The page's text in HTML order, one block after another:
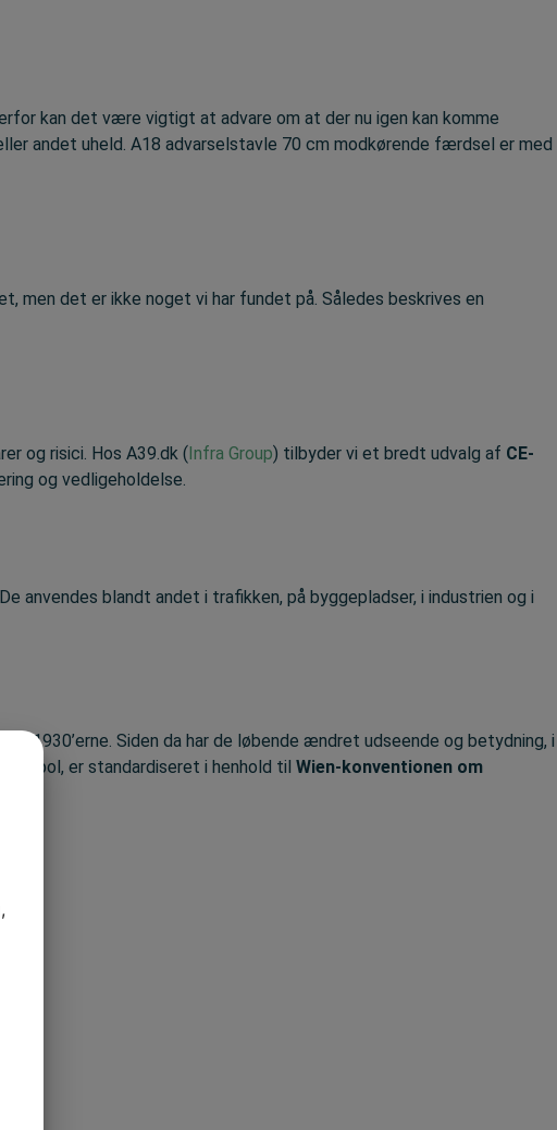
kan det være vigtigt at advare om at der nu igen kan komme
andet uheld. A18 advarselstavle 70 cm modkørende færdsel er med
men det er ikke noget vi har fundet på. Således beskrives en
og risici. Hos A39.dk ( Infra Group) tilbyder vi et bredt udvalg af CE-
og vedligeholdelse.
anvendes blandt andet i trafikken, på byggepladser, i industrien og i
1930’erne. Siden da har de løbende ændret udseende og betydning, i
er standardiseret i henhold til Wien-konventionen om